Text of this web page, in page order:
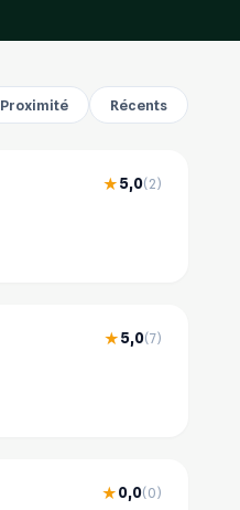
Proximité Récents
★5,0(2)
★5,0(7)
★0,0(0)